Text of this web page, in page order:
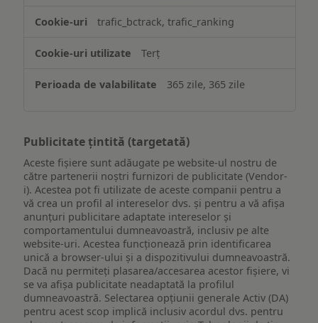
trafic_bctrack, trafic_ranking
Terț
365 zile, 365 zile
Publicitate țintită (targetată)
Aceste fișiere sunt adăugate pe website-ul nostru de
către partenerii noștri furnizori de publicitate (Vendor-
i). Acestea pot fi utilizate de aceste companii pentru a
vă crea un profil al intereselor dvs. și pentru a vă afișa
anunțuri publicitare adaptate intereselor și
comportamentului dumneavoastră, inclusiv pe alte
website-uri. Acestea funcționează prin identificarea
unică a browser-ului și a dispozitivului dumneavoastră.
Dacă nu permiteți plasarea/accesarea acestor fișiere, vi
se va afișa publicitate neadaptată la profilul
dumneavoastră. Selectarea opțiunii generale Activ (DA)
pentru acest scop implică inclusiv acordul dvs. pentru